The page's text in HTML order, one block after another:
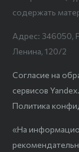
содержать
Адрес: 346050,
Ленина, 120/2
Согласие на
сервисов
Политика
«На